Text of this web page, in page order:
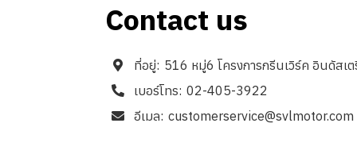
Contact us
ที่อยู่: 516 หมู่6 โครงการกรีนเวิร์ค อินดัสเ
เบอร์โทร: 02-405-3922
อีเมล: customerservice@svlmotor.com